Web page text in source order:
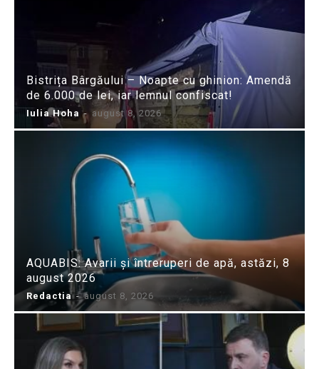
Bistrița Bârgăului – Noapte cu ghinion: Amendă
de 6.000 de lei, iar lemnul confiscat!
Iulia Hoha - august 8, 2026
AQUABIS: Avarii și întreruperi de apă, astăzi, 8
august 2026
Redactia - august 8, 2026